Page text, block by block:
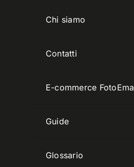
Chi siamo
Contatti
E-commerce FotoEma
Guide
Glossario